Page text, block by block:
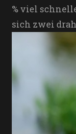
% viel
sich zwei